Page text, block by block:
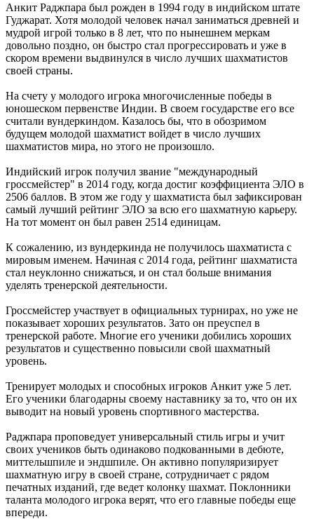
Анкит Раджпара был рожден в 1994 году в индийском штате
Гуджарат. Хотя молодой человек начал заниматься древней и
мудрой игрой только в 8 лет, что по нынешнем меркам
довольно поздно, он быстро стал прогрессировать и уже в
скором времени выдвинулся в число лучших шахматистов
своей страны.
На счету у молодого игрока многочисленные победы в
юношеском первенстве Индии. В своем государстве его все
считали вундеркиндом. Казалось бы, что в обозримом
будущем молодой шахматист войдет в число лучших
шахматистов мира, но этого не произошло.
Индийский игрок получил звание "международный
гроссмейстер" в 2014 году, когда достиг коэффициента ЭЛО в
2506 баллов. В этом же году у шахматиста был зафиксирован
самый лучший рейтинг ЭЛО за всю его шахматную карьеру.
На тот момент он был равен 2514 единицам.
К сожалению, из вундеркинда не получилось шахматиста с
мировым именем. Начиная с 2014 года, рейтинг шахматиста
стал неуклонно снижаться, и он стал больше внимания
уделять тренерской деятельности.
Гроссмейстер участвует в официальных турнирах, но уже не
показывает хороших результатов. Зато он преуспел в
тренерской работе. Многие его ученики добились хороших
результатов и существенно повысили свой шахматный
уровень.
Тренирует молодых и способных игроков Анкит уже 5 лет.
Его ученики благодарны своему наставнику за то, что он их
выводит на новый уровень спортивного мастерства.
Раджпара проповедует универсальный стиль игры и учит
своих учеников быть одинаково подкованными в дебюте,
миттельшпиле и эндшпиле. Он активно популяризирует
шахматную игру в своей стране, сотрудничает с рядом
печатных изданий, где ведет колонку шахмат. Поклонники
таланта молодого игрока верят, что его главные победы еще
впереди.